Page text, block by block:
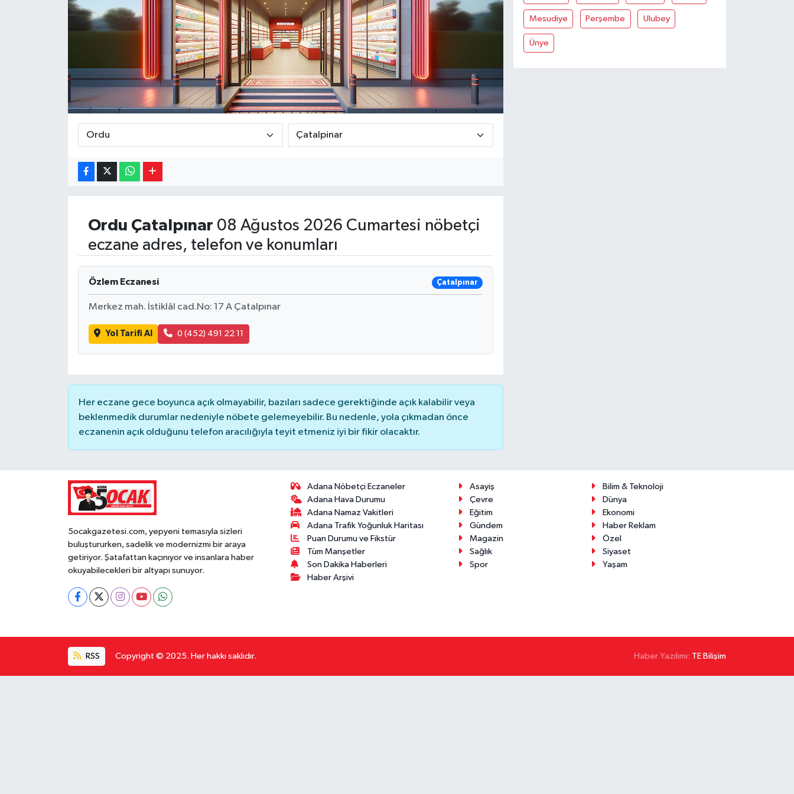
Ordu Çatalpınar 08 Ağustos 2026 Cumartesi nöbetçi
eczane adres, telefon ve konumları
Özlem Eczanesi Çatalpınar
Merkez mah. İstiklâl cad.No: 17 A Çatalpınar
Yol Tarifi Al 0 (452) 491 22 11
Her eczane gece boyunca açık olmayabilir, bazıları sadece gerektiğinde açık kalabilir veya
beklenmedik durumlar nedeniyle nöbete gelemeyebilir. Bu nedenle, yola çıkmadan önce
eczanenin açık olduğunu telefon aracılığıyla teyit etmeniz iyi bir fikir olacaktır.
Mesudiye Perşembe Ulubey
Ünye
5ocakgazetesi.com, yepyeni temasıyla sizleri
buluştururken, sadelik ve modernizmi bir araya
getiriyor. Şatafattan kaçınıyor ve insanlara haber
okuyabilecekleri bir altyapı sunuyor.
Adana Nöbetçi Eczaneler
Adana Hava Durumu
Adana Namaz Vakitleri
Adana Trafik Yoğunluk Haritası
Puan Durumu ve Fikstür
Tüm Manşetler
Son Dakika Haberleri
Haber Arşivi
Asayiş
Bilim & Teknoloji
Çevre
Dünya
Eğitim
Ekonomi
Gündem
Haber Reklam
Magazin
Özel
Sağlık
Siyaset
Spor
Yaşam
RSS Copyright © 2025. Her hakkı saklıdır. Haber Yazılımı: TE Bilişim
Resmi İlanlar
Yerel Yönetimler